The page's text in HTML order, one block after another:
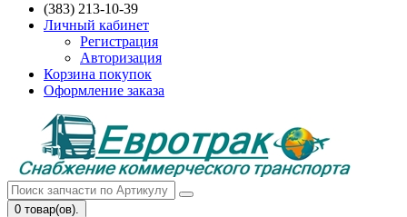
(383) 213-10-39
Личный кабинет
Регистрация
Авторизация
Корзина покупок
Оформление заказа
0 товар(ов).